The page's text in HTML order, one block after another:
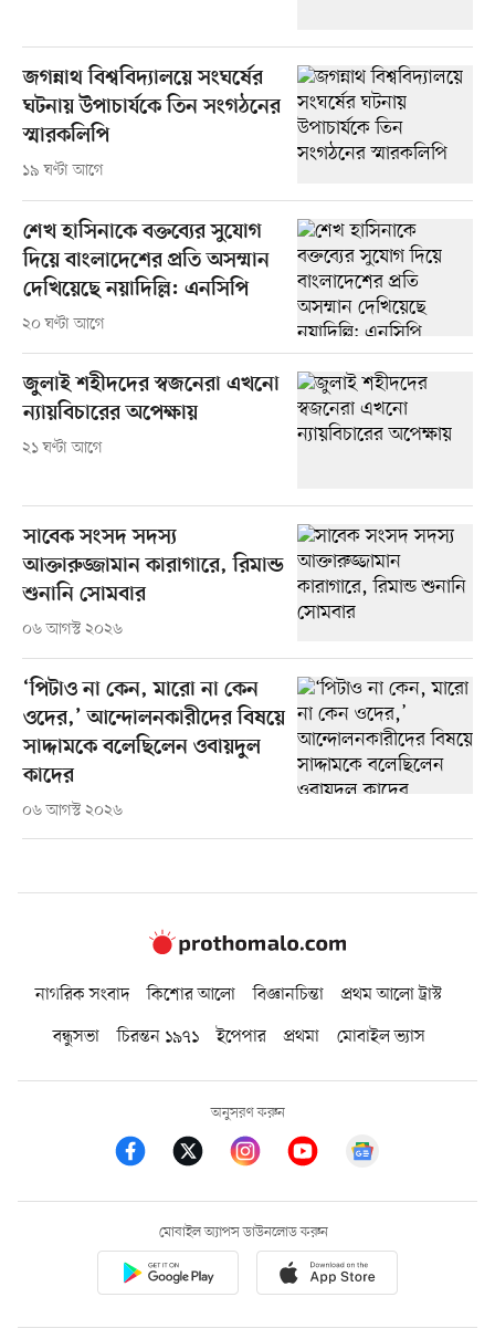
জগন্নাথ বিশ্ববিদ্যালয়ে সংঘর্ষের
ঘটনায় উপাচার্যকে তিন সংগঠনের
স্মারকলিপি
১৯ ঘণ্টা আগে
শেখ হাসিনাকে বক্তব্যের সুযোগ
দিয়ে বাংলাদেশের প্রতি অসম্মান
দেখিয়েছে নয়াদিল্লি: এনসিপি
২০ ঘণ্টা আগে
জুলাই শহীদদের স্বজনেরা এখনো
ন্যায়বিচারের অপেক্ষায়
২১ ঘণ্টা আগে
সাবেক সংসদ সদস্য
আক্তারুজ্জামান কারাগারে, রিমান্ড
শুনানি সোমবার
০৬ আগস্ট ২০২৬
‘পিটাও না কেন, মারো না কেন
ওদের,’ আন্দোলনকারীদের বিষয়ে
সাদ্দামকে বলেছিলেন ওবায়দুল
কাদের
০৬ আগস্ট ২০২৬
নাগরিক সংবাদ কিশোর আলো বিজ্ঞানচিন্তা
প্রথম আলো ট্রাস্ট
বন্ধুসভা
চিরন্তন ১৯৭১ ইপেপার প্রথমা মোবাইল ভ্যাস
অনুসরণ করুন
মোবাইল অ্যাপস ডাউনলোড করুন